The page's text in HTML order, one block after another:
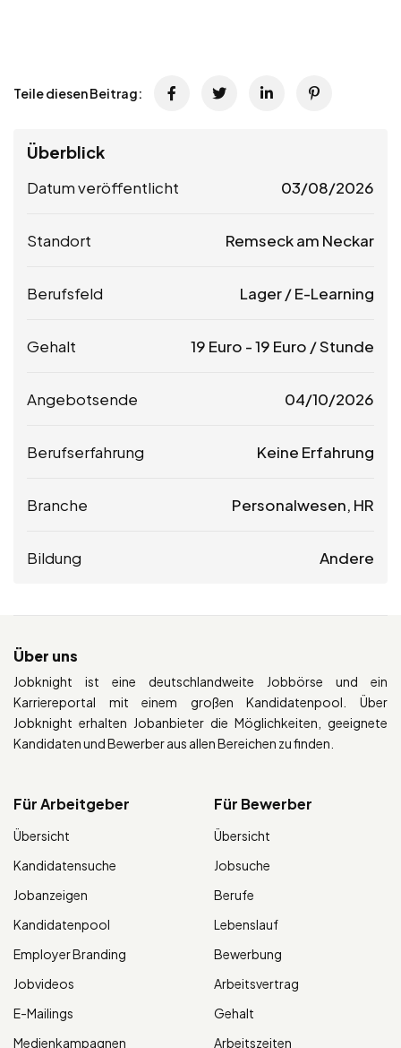
Teile diesen Beitrag:
Überblick
Datum veröffentlicht 03/08/2026
Standort Remseck am Neckar
Berufsfeld Lager / E-Learning
Gehalt 19 Euro -19 Euro / Stunde
Angebotsende 04/10/2026
Berufserfahrung Keine Erfahrung
Branche Personalwesen, HR
Bildung Andere
Über uns
Jobknight ist eine deutschlandweite Jobbörse und ein
Karriereportal mit einem großen Kandidatenpool. Über
Jobknight erhalten Jobanbieter die Möglichkeiten, geeignete
Kandidaten und Bewerber aus allen Bereichen zu finden.
Für Arbeitgeber
Übersicht
Kandidatensuche
Jobanzeigen
Kandidatenpool
Employer Branding
Jobvideos
E-Mailings
Medienkampagnen
Für Bewerber
Übersicht
Jobsuche
Berufe
Lebenslauf
Bewerbung
Arbeitsvertrag
Gehalt
Arbeitszeiten